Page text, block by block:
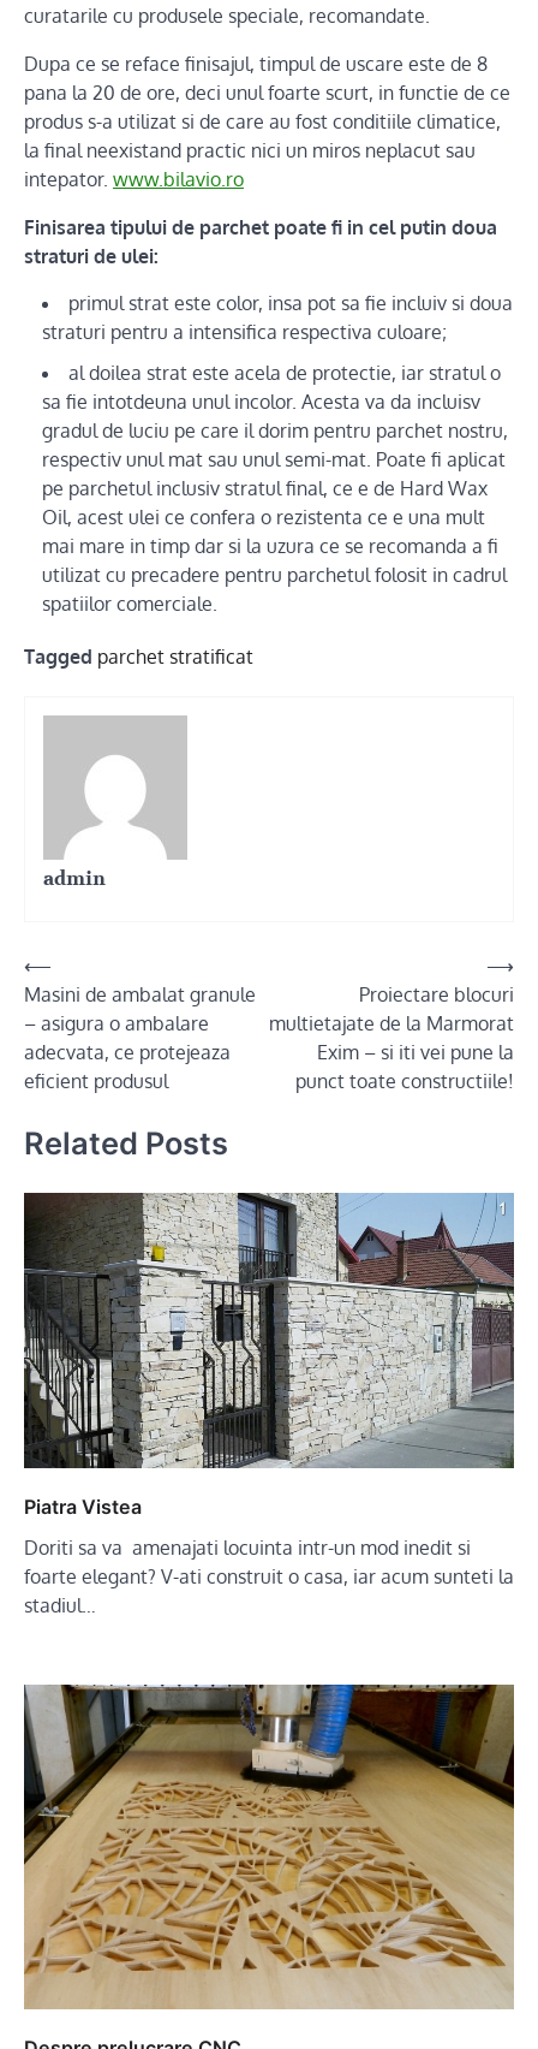
curatarile cu produsele speciale, recomandate.
Dupa ce se reface finisajul, timpul de uscare este de 8
pana la 20 de ore, deci unul foarte scurt, in functie de ce
produs s-a utilizat si de care au fost conditiile climatice,
la final neexistand practic nici un miros neplacut sau
intepator. www.bilavio.ro
Finisarea tipului de parchet poate fi in cel putin doua
straturi de ulei:
primul strat este color, insa pot sa fie incluiv si doua
straturi pentru a intensifica respectiva culoare;
al doilea strat este acela de protectie, iar stratul o
sa fie intotdeuna unul incolor. Acesta va da incluisv
gradul de luciu pe care il dorim pentru parchet nostru,
respectiv unul mat sau unul semi-mat. Poate fi aplicat
pe parchetul inclusiv stratul final, ce e de Hard Wax
Oil, acest ulei ce confera o rezistenta ce e una mult
mai mare in timp dar si la uzura ce se recomanda a fi
utilizat cu precadere pentru parchetul folosit in cadrul
spatiilor comerciale.
Tagged parchet stratificat
admin
Post
navigation
⟵
Masini de ambalat granule
– asigura o ambalare
adecvata, ce protejeaza
eficient produsul
Proiectare blocuri
multietajate de la Marmorat
Exim – si iti vei pune la
punct toate constructiile!
⟶
Related Posts
Piatra Vistea
Doriti sa va amenajati locuinta intr-un mod inedit si
foarte elegant? V-ati construit o casa, iar acum sunteti la
stadiul…